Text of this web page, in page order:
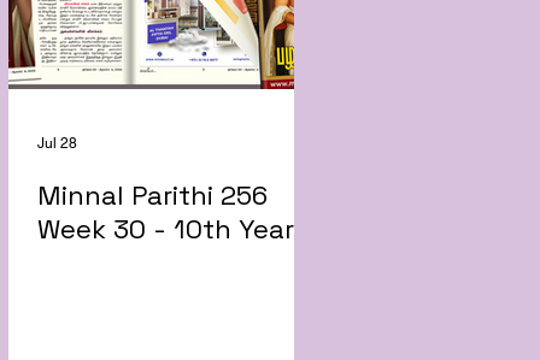
Minnal Parithi 256
Week 30 - 10th Year
Jul 28